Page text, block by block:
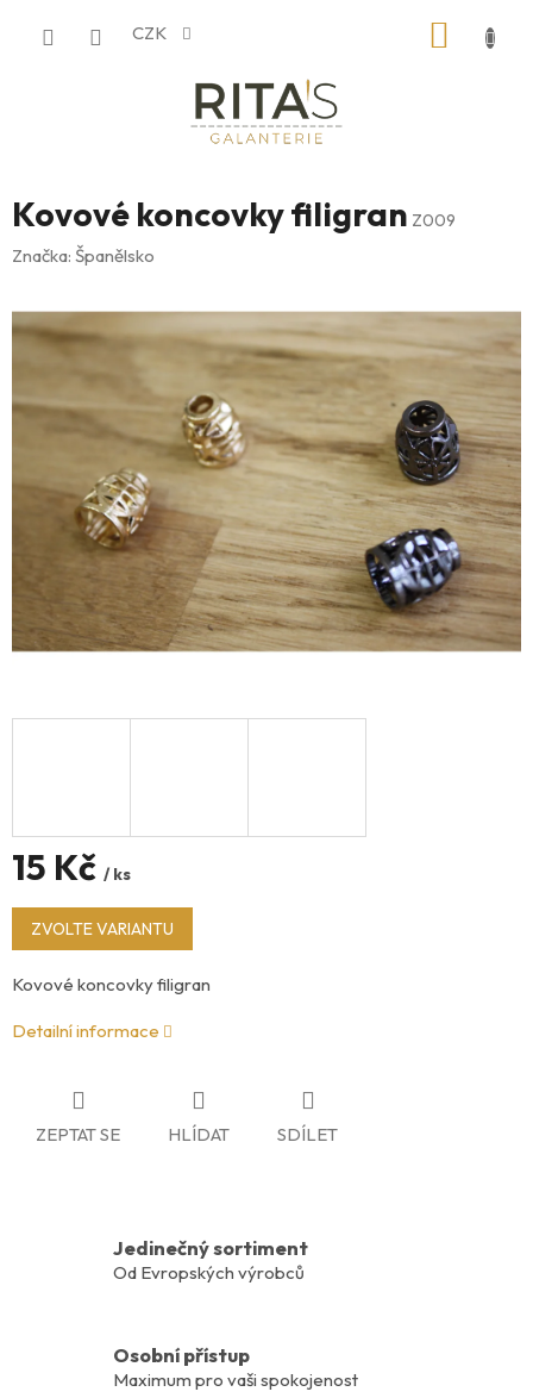
CZK
Kovové koncovky filigran Z009
Značka: Španělsko
15 Kč / ks
Měrná
cena:
ZVOLTE VARIANTU
Kovové koncovky filigran
Detailní informace
ZEPTAT SE HLÍDAT SDÍLET
Jedinečný sortiment
Od Evropských výrobců
Osobní přístup
Maximum pro vaši spokojenost